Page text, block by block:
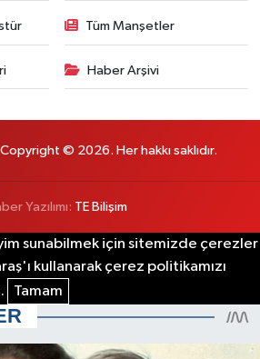
Tüm Manşetler
Haber Arşivi
Copyright © 2026. Her hakkı saklıdır.
Yazılımı: TE Bilişim
sunabilmek için sitemizde çerezler
kullanarak çerez politikamızı
Tamam